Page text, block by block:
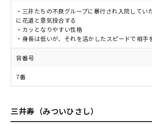
・三井たちの不良グループに暴行され入院してい
に花道と意気投合する
・カッとなりやすい性格
・身長は低いが、それを活かしたスピードで相手
背番号
7番
三井寿（みついひさし）